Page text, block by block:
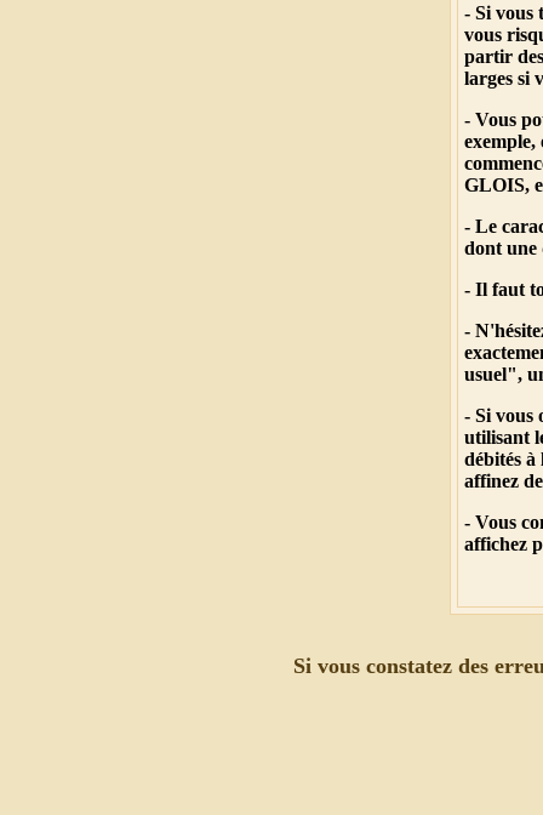
- Si vous
vous
partir
larges si
- Vous
GLOIS,
- Le
dont une
- Il faut
-
usuel",
- Si vous
utilisant
débités à
affinez
- Vous
affichez
Si vous constatez des